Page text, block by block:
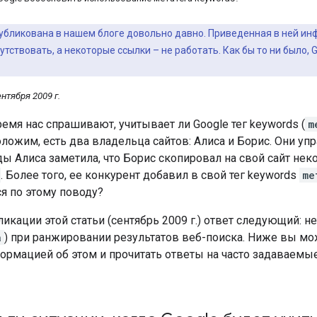
в нашем блоге довольно давно. Приведенная в ней
а некоторые ссылки – не работать. Как бы то ни
2009 г.
нас спрашивают, учитывает ли Google тег keywords (
есть два владельца сайтов: Алиса и Борис. Они
Алиса заметила, что Борис скопировал на свой сайт
. Более того, ее конкурент добавил в свой тег keywords
по этому поводу?
этой статьи (сентябрь 2009 г.) ответ следующий:
) при ранжировании результатов веб-поиска. Ниже вы
об этом и прочитать ответы на часто